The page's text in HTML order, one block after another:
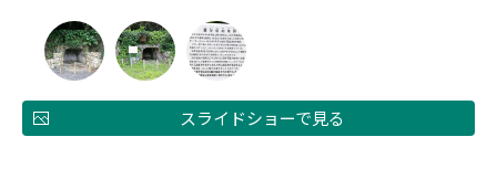
スライドショーで見る